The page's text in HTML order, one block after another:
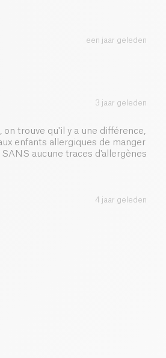
een jaar geleden
3 jaar geleden
on trouve qu'il y a une différence,
enfants allergiques de manger
aucune traces d'allergènes
4 jaar geleden
Your Options